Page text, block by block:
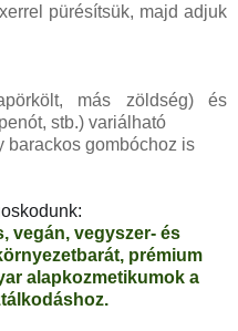
pürésítsük, majd adjuk
más zöldség) és
stb.) variálható
barackos gombóchoz is
vegán, vegyszer- és
prémium
alapkozmetikumok a